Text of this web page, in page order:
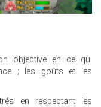
objective en ce qui
; les goûts et les
en respectant les